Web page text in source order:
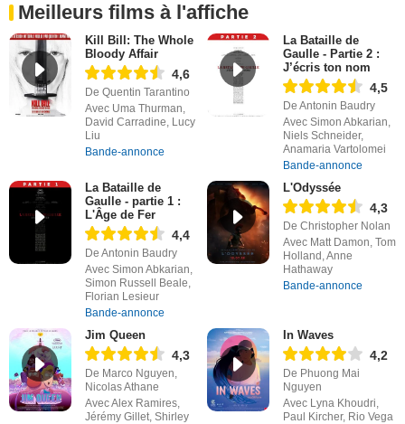
Meilleurs films à l'affiche
Kill Bill: The Whole
Bloody Affair
4,6
De Quentin Tarantino
Avec Uma Thurman,
David Carradine, Lucy
Liu
Bande-annonce
La Bataille de
Gaulle - Partie 2 :
J’écris ton nom
4,5
De Antonin Baudry
Avec Simon Abkarian,
Niels Schneider,
Anamaria Vartolomei
Bande-annonce
La Bataille de
Gaulle - partie 1 :
L'Âge de Fer
4,4
De Antonin Baudry
Avec Simon Abkarian,
Simon Russell Beale,
Florian Lesieur
Bande-annonce
L'Odyssée
4,3
De Christopher Nolan
Avec Matt Damon, Tom
Holland, Anne
Hathaway
Bande-annonce
Jim Queen
4,3
De Marco Nguyen,
Nicolas Athane
Avec Alex Ramires,
Jérémy Gillet, Shirley
In Waves
4,2
De Phuong Mai
Nguyen
Avec Lyna Khoudri,
Paul Kircher, Rio Vega